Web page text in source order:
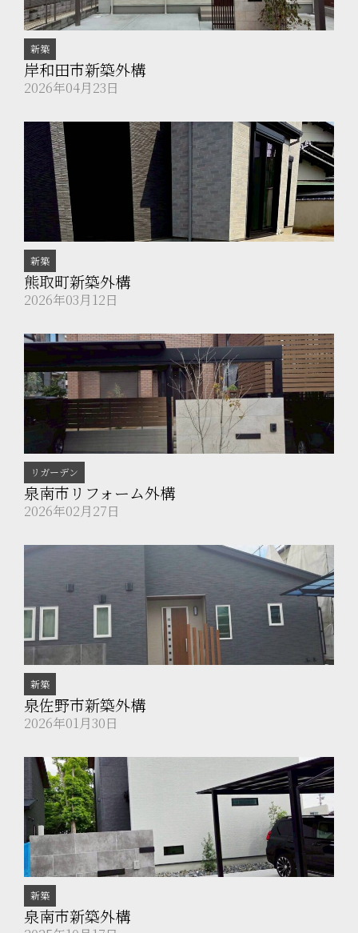
新築
岸和田市新築外構
2026年04月23日
新築
熊取町新築外構
2026年03月12日
リガーデン
泉南市リフォーム外構
2026年02月27日
新築
泉佐野市新築外構
2026年01月30日
新築
泉南市新築外構